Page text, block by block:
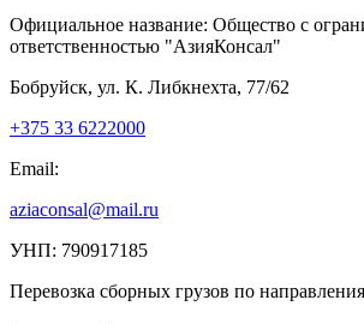
Официальное название: Общество с
ответственностью "АзияКонсал"
Бобруйск, ул. К. Либкнехта, 77/62
+375 33 6222000
Email:
aziaconsal@mail.ru
УНП: 790917185
Перевозка сборных грузов по